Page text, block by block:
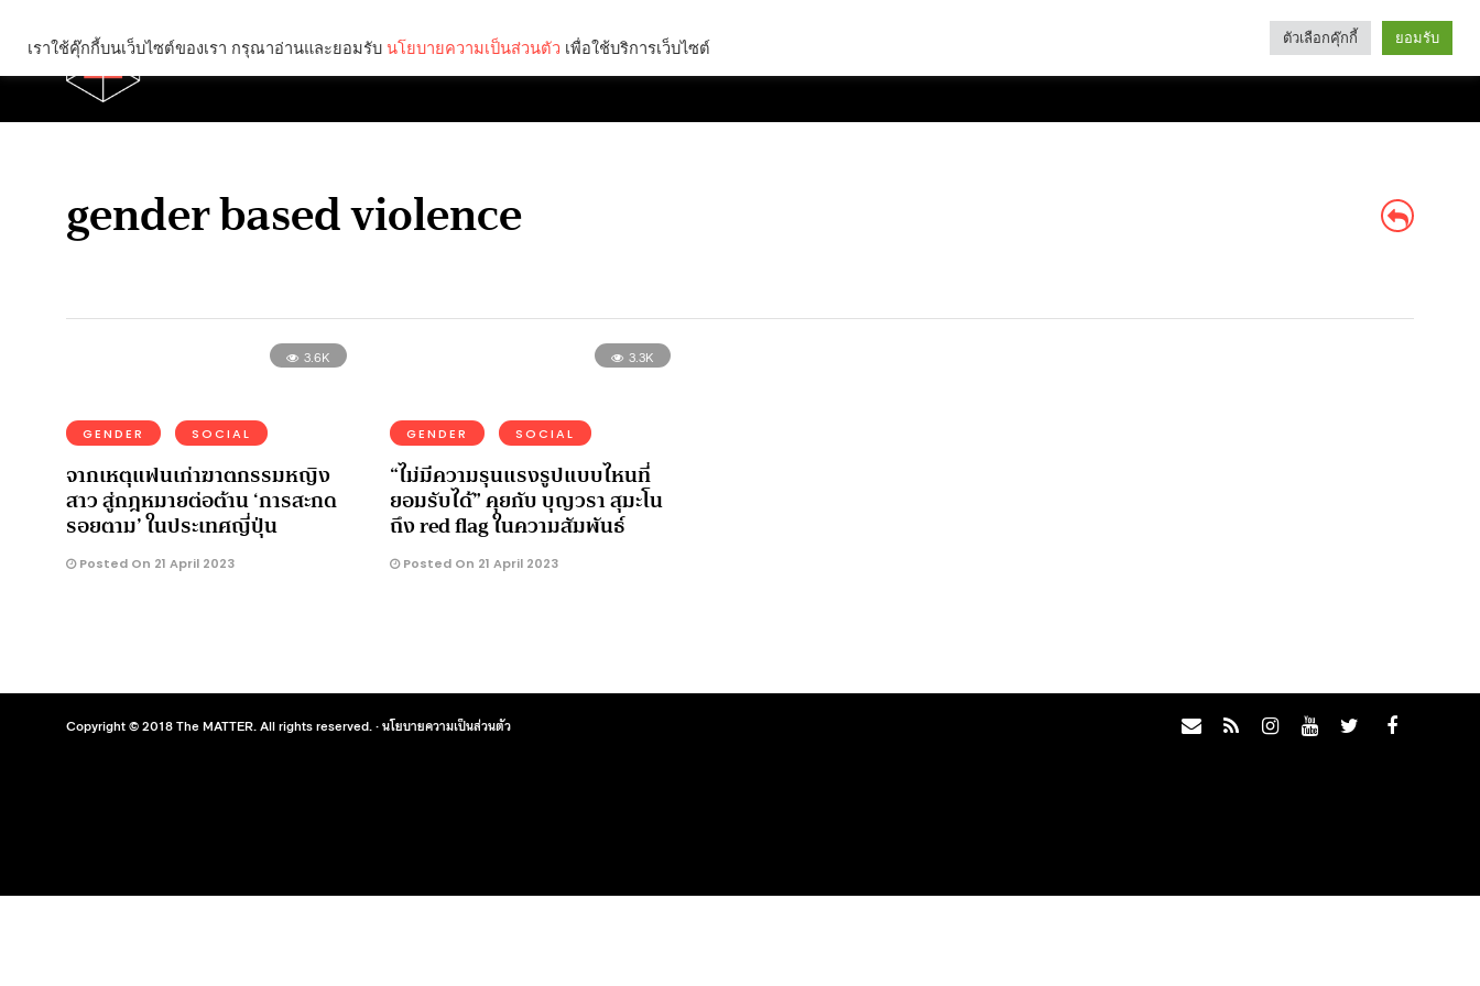
Categories
gender based violence
3.6K
GENDER SOCIAL
จากเหตุแฟนเก่าฆาตกรรมหญิง
สาว สู่กฎหมายต่อต้าน ‘การสะกด
รอยตาม’ ในประเทศญี่ปุ่น
Posted On 21 April 2023
3.3K
GENDER SOCIAL
“ไม่มีความรุนแรงรูปแบบไหนที่
ยอมรับได้” คุยกับ บุญวรา สุมะโน
ถึง red flag ในความสัมพันธ์
Posted On 21 April 2023
Copyright © 2018 The MATTER. All rights reserved. ·นโยบายความเป็นส่วนตัว
เราใช้คุ๊กกี้บนเว็บไซต์ของเรา กรุณาอ่านและยอมรับ นโยบายความเป็นส่วนตัว เพื่อใช้บริการเว็บไซต์ ตัวเลือกคุ๊กกี้ ยอมรับ